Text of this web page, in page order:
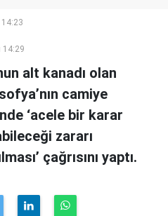
14:29
alt kanadı olan
camiye
‘acele bir karar
zararı
çağrısını yaptı.